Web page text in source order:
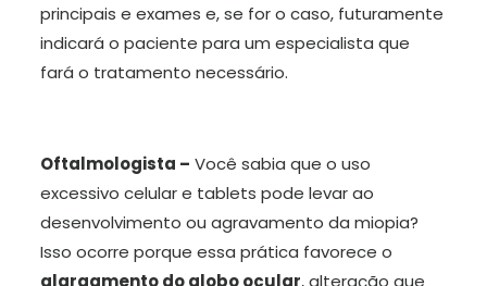
principais e exames e, se for o caso, futuramente
indicará o paciente para um especialista que
fará o tratamento necessário.
Oftalmologista – Você sabia que o uso
excessivo celular e tablets pode levar ao
desenvolvimento ou agravamento da miopia?
Isso ocorre porque essa prática favorece o
alargamento do globo ocular, alteração que